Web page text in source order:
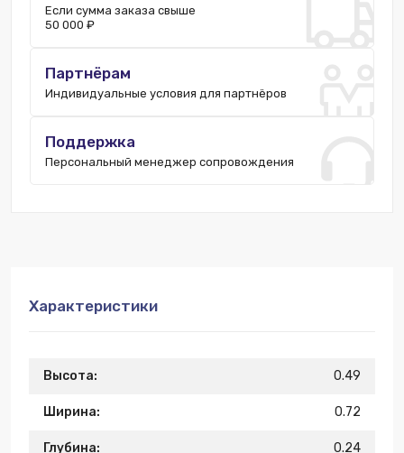
Если сумма заказа свыше
50 000 ₽
Партнёрам
Индивидуальные условия для партнёров
Поддержка
Персональный менеджер сопровождения
Характеристики
Высота: 0.49
Ширина: 0.72
Глубина: 0.24